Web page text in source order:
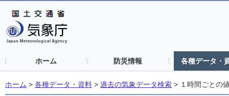
ホーム 防災情報 各種データ・
ホーム > 各種データ・資料 > 過去の気象データ検索 > １時間ごとの